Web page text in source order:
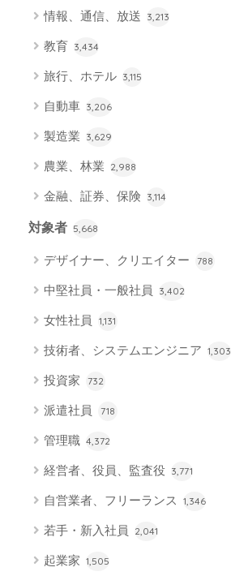
情報、通信、放送 3,213
教育 3,434
旅行、ホテル 3,115
自動車 3,206
製造業 3,629
農業、林業 2,988
金融、証券、保険 3,114
対象者 5,668
デザイナー、クリエイター 788
中堅社員・一般社員 3,402
女性社員 1,131
技術者、システムエンジニア 1,303
投資家 732
派遣社員 718
管理職 4,372
経営者、役員、監査役 3,771
自営業者、フリーランス 1,346
若手・新入社員 2,041
起業家 1,505